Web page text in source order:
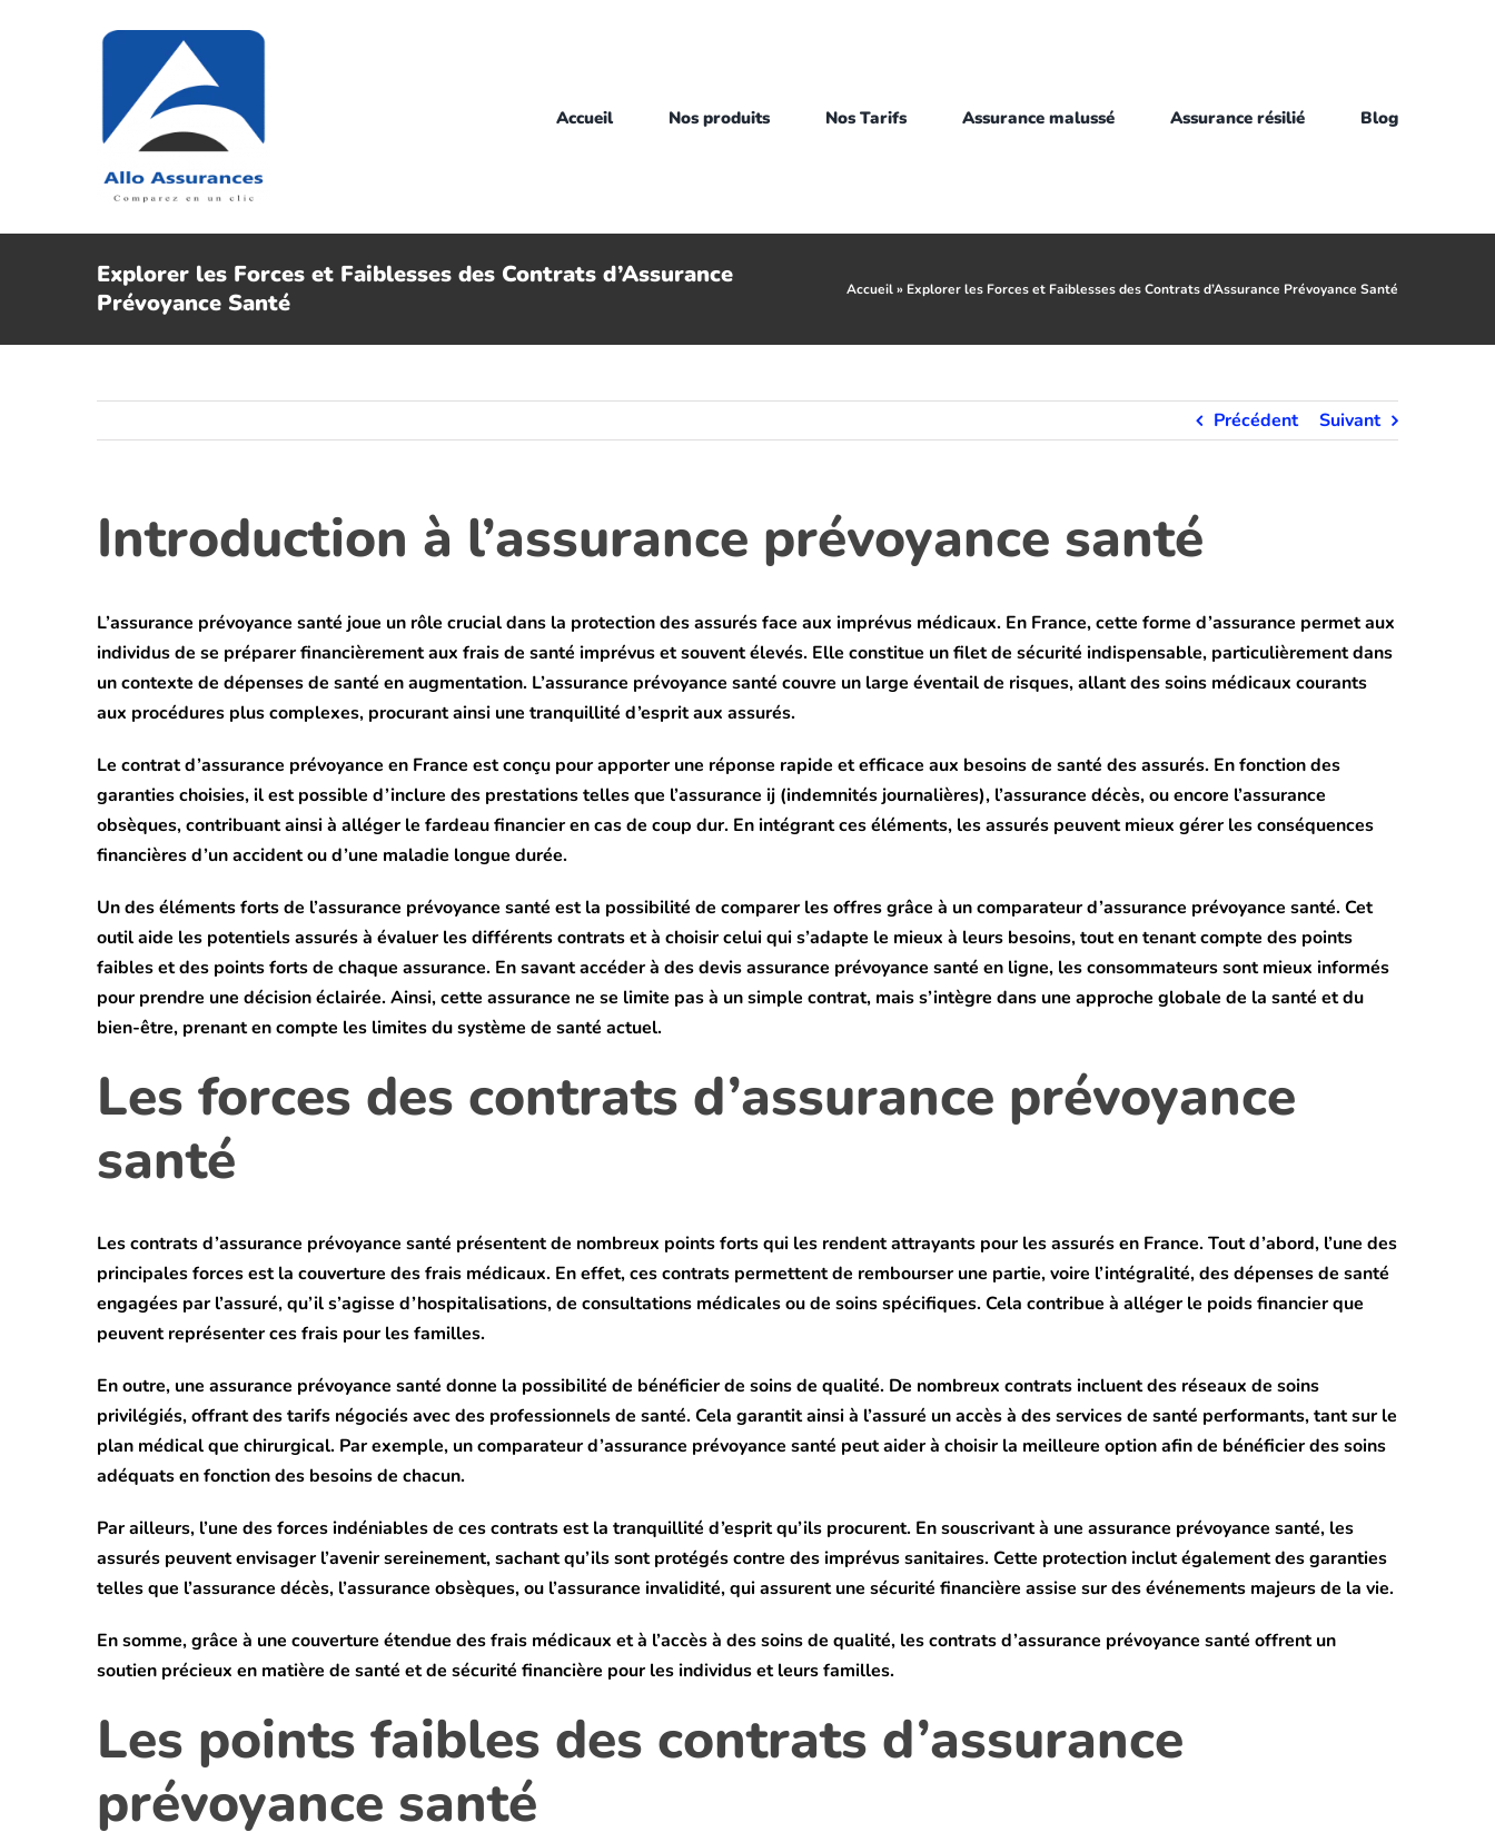
Accueil Nos produits Nos Tarifs Assurance malussé Assurance résilié Blog
Explorer les Forces et Faiblesses des Contrats d’Assurance
Prévoyance Santé
Accueil» Explorer les Forces et Faiblesses des Contrats d’Assurance Prévoyance Santé
Précédent Suivant
Introduction à l’assurance prévoyance santé
L’assurance prévoyance santé joue un rôle crucial dans la protection des assurés face aux imprévus médicaux. En France, cette forme d’assurance permet aux
individus de se préparer financièrement aux frais de santé imprévus et souvent élevés. Elle constitue un filet de sécurité indispensable, particulièrement dans
un contexte de dépenses de santé en augmentation. L’assurance prévoyance santé couvre un large éventail de risques, allant des soins médicaux courants
aux procédures plus complexes, procurant ainsi une tranquillité d’esprit aux assurés.
Le contrat d’assurance prévoyance en France est conçu pour apporter une réponse rapide et efficace aux besoins de santé des assurés. En fonction des
garanties choisies, il est possible d’inclure des prestations telles que l’assurance ij (indemnités journalières), l’assurance décès, ou encore l’assurance
obsèques, contribuant ainsi à alléger le fardeau financier en cas de coup dur. En intégrant ces éléments, les assurés peuvent mieux gérer les conséquences
financières d’un accident ou d’une maladie longue durée.
Un des éléments forts de l’assurance prévoyance santé est la possibilité de comparer les offres grâce à un comparateur d’assurance prévoyance santé. Cet
outil aide les potentiels assurés à évaluer les différents contrats et à choisir celui qui s’adapte le mieux à leurs besoins, tout en tenant compte des points
faibles et des points forts de chaque assurance. En savant accéder à des devis assurance prévoyance santé en ligne, les consommateurs sont mieux informés
pour prendre une décision éclairée. Ainsi, cette assurance ne se limite pas à un simple contrat, mais s’intègre dans une approche globale de la santé et du
bien-être, prenant en compte les limites du système de santé actuel.
Les forces des contrats d’assurance prévoyance
santé
Les contrats d’assurance prévoyance santé présentent de nombreux points forts qui les rendent attrayants pour les assurés en France. Tout d’abord, l’une des
principales forces est la couverture des frais médicaux. En effet, ces contrats permettent de rembourser une partie, voire l’intégralité, des dépenses de santé
engagées par l’assuré, qu’il s’agisse d’hospitalisations, de consultations médicales ou de soins spécifiques. Cela contribue à alléger le poids financier que
peuvent représenter ces frais pour les familles.
En outre, une assurance prévoyance santé donne la possibilité de bénéficier de soins de qualité. De nombreux contrats incluent des réseaux de soins
privilégiés, offrant des tarifs négociés avec des professionnels de santé. Cela garantit ainsi à l’assuré un accès à des services de santé performants, tant sur le
plan médical que chirurgical. Par exemple, un comparateur d’assurance prévoyance santé peut aider à choisir la meilleure option afin de bénéficier des soins
adéquats en fonction des besoins de chacun.
Par ailleurs, l’une des forces indéniables de ces contrats est la tranquillité d’esprit qu’ils procurent. En souscrivant à une assurance prévoyance santé, les
assurés peuvent envisager l’avenir sereinement, sachant qu’ils sont protégés contre des imprévus sanitaires. Cette protection inclut également des garanties
telles que l’assurance décès, l’assurance obsèques, ou l’assurance invalidité, qui assurent une sécurité financière assise sur des événements majeurs de la vie.
En somme, grâce à une couverture étendue des frais médicaux et à l’accès à des soins de qualité, les contrats d’assurance prévoyance santé offrent un
soutien précieux en matière de santé et de sécurité financière pour les individus et leurs familles.
Les points faibles des contrats d’assurance
prévoyance santé